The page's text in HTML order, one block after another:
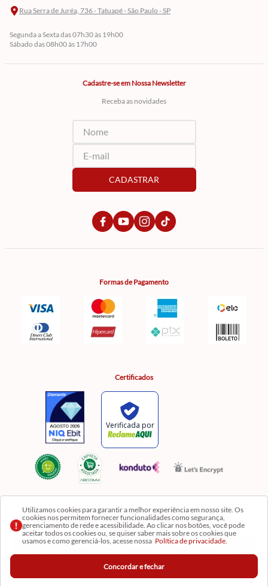
Utilizamos cookies para garantir a melhor experiência em nosso site. Os
cookies nos permitem fornecer funcionalidades como segurança,
gerenciamento de rede e acessibilidade. Ao clicar nos botões, você pode
aceitar todos os cookies ou, se quiser saber mais sobre os cookies que
usamos e como gerenciá-los, acesse nossa Política de privacidade.
Concordar e fechar
Rua Serra de Juréa, 736 - Tatuapé - São Paulo - SP
Segunda a Sexta das 07h30 às 19h00
Sábado das 08h00 às 17h00
Cadastre-se em Nossa Newsletter
Receba as novidades
CADASTRAR
Formas de Pagamento
Certificados
Razão Social: Comercial Luzia Meire de Gêneros Alimentícios LTDA | CNPJ:
08.991.182/0001-11
Os preços, produtos e quantidades da Loja Virtual não se aplicam aos da Loja Física. Na Loja